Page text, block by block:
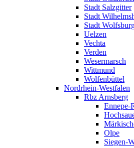
Stadt Salzgitter
Stadt
Stadt
Uelzen
Vechta
Verden
Wesermarsch
Wittmund
Wolfenbüttel
Nordrhein-Westfalen
Rbz Arnsberg
Ennepe-
Olpe
Siegen-